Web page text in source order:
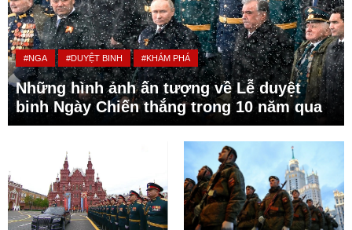
#NGA #DUYỆT BINH #KHÁM PHÁ
Những hình ảnh ấn tượng về Lễ duyệt
binh Ngày Chiến thắng trong 10 năm qua